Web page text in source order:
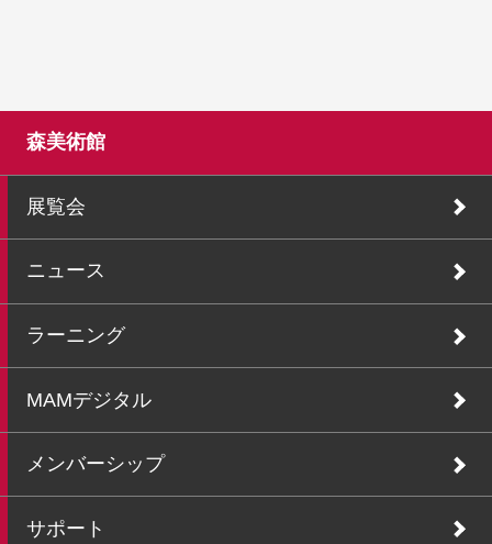
森美術館
展覧会
ニュース
ラーニング
MAMデジタル
メンバーシップ
サポート